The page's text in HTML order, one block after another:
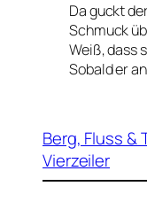
Da guckt
Schmuck
Weiß, dass
Sobald er
Berg, Fluss &
Vierzeiler